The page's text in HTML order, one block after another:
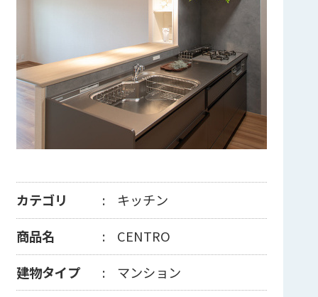
カテゴリ
キッチン
商品名
CENTRO
建物タイプ
マンション